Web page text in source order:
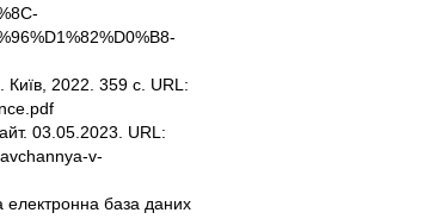
Київ, 2022. 359 с. URL:
03.05.2023. URL:
v-
електронна база даних